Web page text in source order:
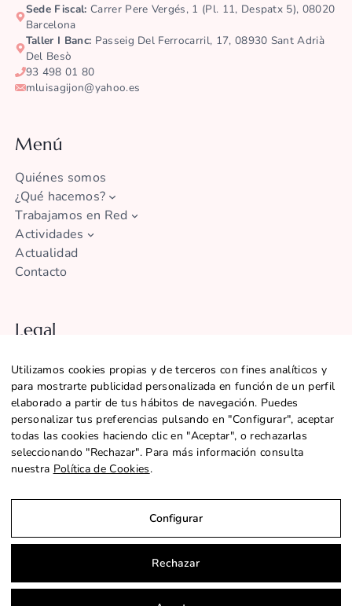
Sede Fiscal: Carrer Pere Vergés, 1 (pl. 11, Despatx 5), 08020
Barcelona
Taller I Banc: Passeig Del Ferrocarril, 17, 08930 Sant Adrià
Del Besò
93 498 01 80
mluisagijon@yahoo.es
Menú
Quiénes somos
¿Qué hacemos?
Trabajamos en Red
Actividades
Actualidad
Contacto
Legal
Política de Privacidad
Política de Cookies
Configurar Cookies
Declaración de accesibilidad
@2026 CENTRE SANT MARTÍ |SITEMAP
Utilizamos cookies propias y de terceros con fines analíticos y
para mostrarte publicidad personalizada en función de un perfil
elaborado a partir de tus hábitos de navegación. Puedes
personalizar tus preferencias pulsando en "Configurar", aceptar
todas las cookies haciendo clic en "Aceptar", o rechazarlas
seleccionando "Rechazar". Para más información consulta
nuestra Política de Cookies.
Configurar
Rechazar